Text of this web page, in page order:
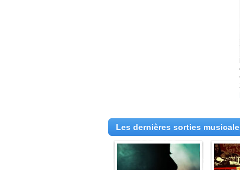
Les dernières sorties